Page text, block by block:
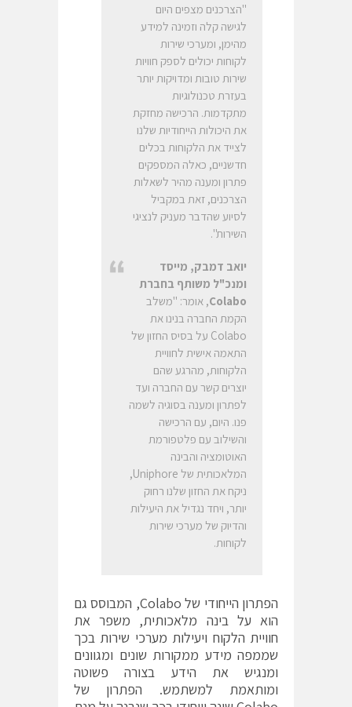
"הצרכנים מצפים היום
לגישה קלה וזמינה למידע
מהימן, ומערכי שירות
לקוחות יכולים לספק חוויות
שירות טובות ומדויקות יותר
בעזרת טכנולוגיות
מתקדמות. הרכישה מחזקת
את היכולות הייחודיות שלנו
לצייד את הלקוחות בכלים
חדשניים, כאלה המספקים
פתרון ומענה מהיר לשאלות
הצרכנים, זאת במקביל
לסיוע שהדבר מעניק לנציגי
השירות".
יואב דמבק, מייסד
ומנכ"ל משותף בחברת
Colabo, אומר: "משלב
הקמת החברה בנינו את
Colabo על בסיס החזון של
התאמה אישית לחוויית
הלקוחות, מהרגע שהם
יוצרים קשר עם החברה ועד
לפתרון ומענה בסוגיה לשמה
פנו. היום, עם הרכישה
והשילוב עם פלטפורמת
האוטומציה והבינה
המלאכותית של Uniphore,
ניקח את החזון שלנו רחוק
יותר, ויחד נגדיל את היעילות
והדיוק של מערכי שירות
לקוחות.
הפתרון הייחודי של Colabo, המבוסס גם
הוא על בינה מלאכותית, משפר את
חוויית הלקוח ויעילות מערכי שירות בכך
שממפה מידע ממקורות שונים ומגוונים
ומנגיש את הידע בצורה פשוטה
ומותאמת למשתמש. הפתרון של